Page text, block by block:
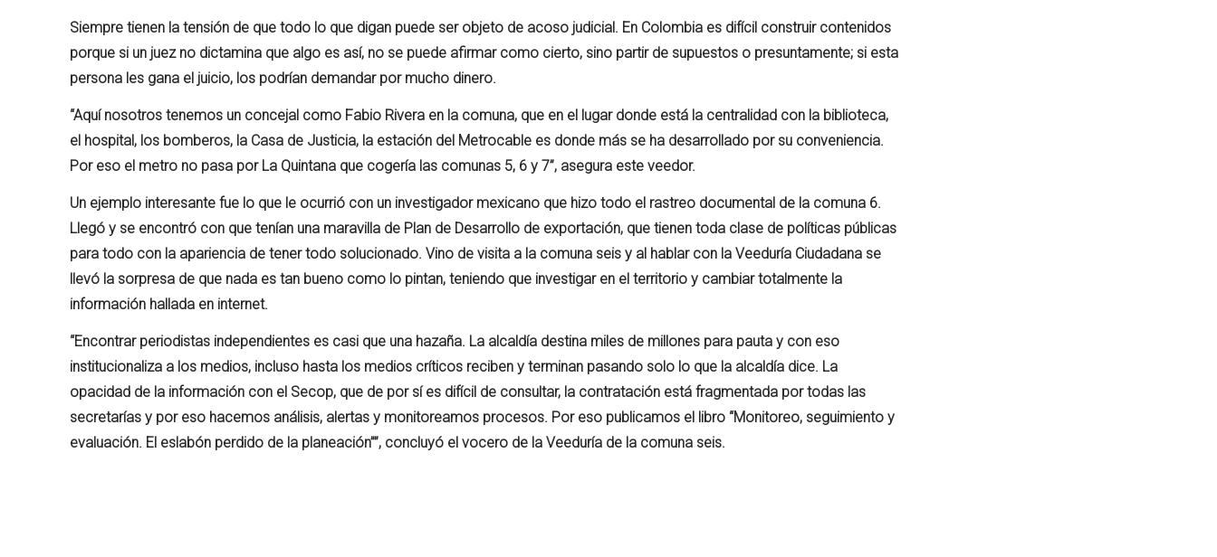
Siempre tienen la tensión de que todo lo que digan puede ser objeto de acoso judicial. En Colombia es difícil construir contenidos
porque si un juez no dictamina que algo es así, no se puede afirmar como cierto, sino partir de supuestos o presuntamente; si esta
persona les gana el juicio, los podrían demandar por mucho dinero.
“Aquí nosotros tenemos un concejal como Fabio Rivera en la comuna, que en el lugar donde está la centralidad con la biblioteca,
el hospital, los bomberos, la Casa de Justicia, la estación del Metrocable es donde más se ha desarrollado por su conveniencia.
Por eso el metro no pasa por La Quintana que cogería las comunas 5, 6 y 7”, asegura este veedor.
Un ejemplo interesante fue lo que le ocurrió con un investigador mexicano que hizo todo el rastreo documental de la comuna 6.
Llegó y se encontró con que tenían una maravilla de Plan de Desarrollo de exportación, que tienen toda clase de políticas públicas
para todo con la apariencia de tener todo solucionado. Vino de visita a la comuna seis y al hablar con la Veeduría Ciudadana se
llevó la sorpresa de que nada es tan bueno como lo pintan, teniendo que investigar en el territorio y cambiar totalmente la
información hallada en internet.
“Encontrar periodistas independientes es casi que una hazaña. La alcaldía destina miles de millones para pauta y con eso
institucionaliza a los medios, incluso hasta los medios críticos reciben y terminan pasando solo lo que la alcaldía dice. La
opacidad de la información con el Secop, que de por sí es difícil de consultar, la contratación está fragmentada por todas las
secretarías y por eso hacemos análisis, alertas y monitoreamos procesos. Por eso publicamos el libro “Monitoreo, seguimiento y
evaluación. El eslabón perdido de la planeación””, concluyó el vocero de la Veeduría de la comuna seis.